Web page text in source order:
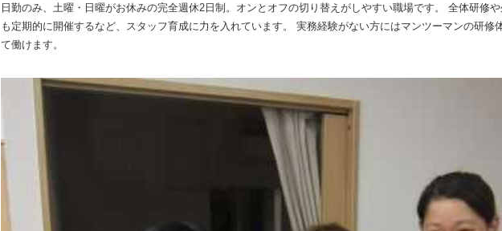
日勤のみ、土曜・日曜がお休みの完全週休2日制。オンとオフの切り替えがしやすい職場です。 全体研修
も定期的に開催するなど、スタッフ育成に力を入れています。 実務経験がない方にはマンツーマンの研修
て働けます。